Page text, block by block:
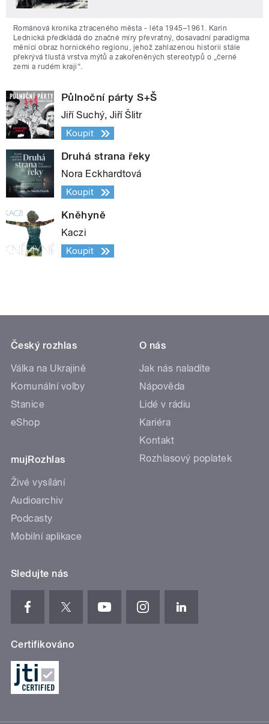
Románová kronika ztraceného města - léta 1945–1961. Karin
Lednická předkládá do značné míry převratný, dosavadní paradigma
měnící obraz hornického regionu, jehož zahlazenou historii stále
překrývá tlustá vrstva mýtů a zakořeněných stereotypů o „černé
zemi a rudém kraji“.
Půlnoční párty S+Š
Jiří Suchý, Jiří Šlitr
Koupit
Druhá strana řeky
Nora Eckhardtová
Koupit
Kněhyně
Kaczi
Koupit
Český rozhlas
Válka na Ukrajině
Komunální volby
Stanice
eShop
mujRozhlas
Živé vysílání
Audioarchiv
Podcasty
Mobilní aplikace
O nás
Jak nás naladíte
Nápověda
Lidé v rádiu
Kariéra
Kontakt
Rozhlasový poplatek
Sledujte nás
Certifikováno